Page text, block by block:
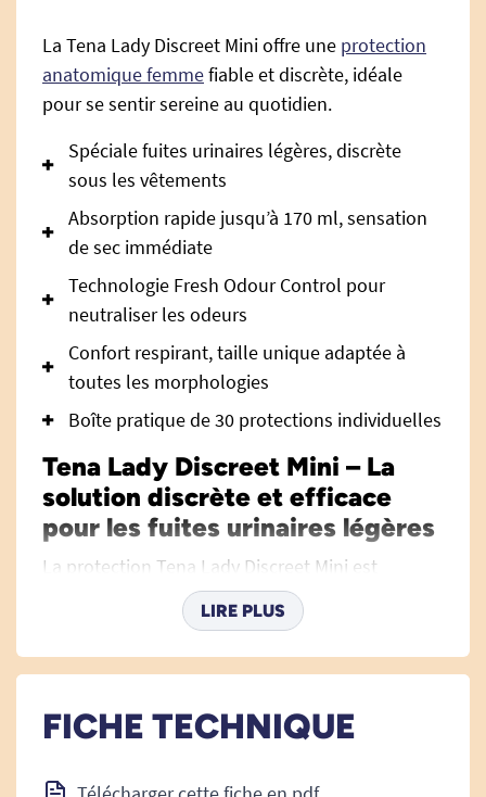
La Tena Lady Discreet Mini offre une protection
anatomique femmefiable et discrète, idéale
pour se sentir sereine au quotidien.
Spéciale fuites urinaires légères, discrète
sous les vêtements
Absorption rapide jusqu’à 170 ml, sensation
de sec immédiate
Technologie Fresh Odour Control pour
neutraliser les odeurs
Confort respirant, taille unique adaptée à
toutes les morphologies
Boîte pratique de 30 protections individuelles
Tena Lady Discreet Mini – La
solution discrète et efficace
pour les fuites urinaires légères
La protection Tena Lady Discreet Mini est
spécialement conçue pour accompagner les
femmes au quotidien et leur offrir sécurité,
fraîcheur et confiance malgré les fuites urinaires
confort incomparable, elle permet de rester
sereine et active jusqu’au bout de la journée.
LIRE PLUS
FICHE TECHNIQUE